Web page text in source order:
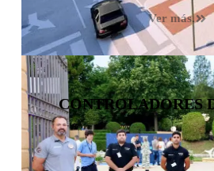
Ver más.
CONTROLADORES